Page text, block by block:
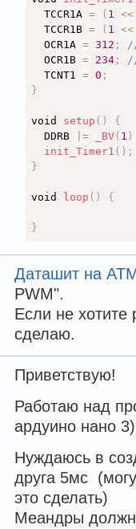
  TCCR1A
= ( 1 <<
  TCCR1B
= ( 1 <<
  OCR1A
= 312 ;
  OCR1B
= 234;
  TCNT1
= 0 ;
}
void setup ( )
{
  DDRB
= _BV( 1 )
init_Timer1 ( ) ;
}
void loop ( ) {
}
Даташит на
PWM".
Если не хотите
сделаю.
Приветствую!
Работаю над
ардуино нано 3)
Нуждаюсь в
друга 5мс
это сделать)
Меандры